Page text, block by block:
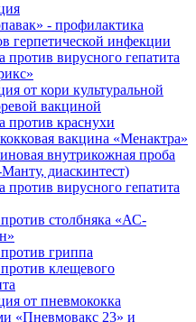
- профилактика
герпетической инфекции
против вирусного гепатита
от кори культуральной
вакциной
против краснухи
вакцина «Менактра»
внутрикожная проба
диаскинтест)
против вирусного гепатита
столбняка «АС-
гриппа
клещевого
от пневмококка
«Пневмовакс 23» и